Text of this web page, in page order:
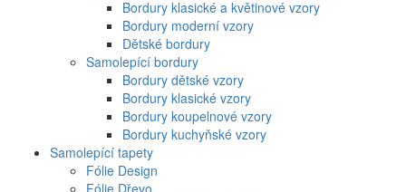
Bordury klasické a květinové vzory
Bordury moderní vzory
Dětské bordury
Samolepící bordury
Bordury dětské vzory
Bordury klasické vzory
Bordury koupelnové vzory
Bordury kuchyňské vzory
Samolepící tapety
Fólie Design